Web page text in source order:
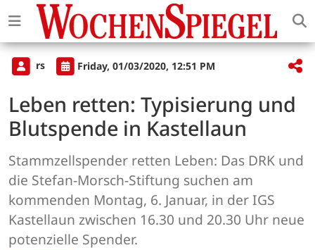
rs Friday, 01/03/2020, 12:51 PM
Leben retten: Typisierung und
Blutspende in Kastellaun
Stammzellspender retten Leben: Das DRK und
die Stefan-Morsch-Stiftung suchen am
kommenden Montag, 6. Januar, in der IGS
Kastellaun zwischen 16.30 und 20.30 Uhr neue
potenzielle Spender.